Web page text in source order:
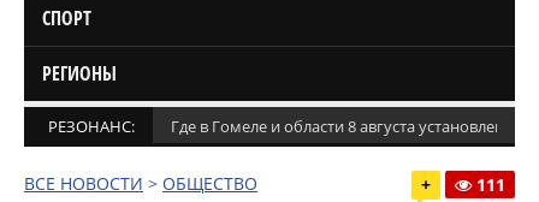
СПОРТ
РЕГИОНЫ
РЕЗОНАНС: Где в Гомеле и области 8 августа установлены
ВСЕ НОВОСТИ > ОБЩЕСТВО + 111